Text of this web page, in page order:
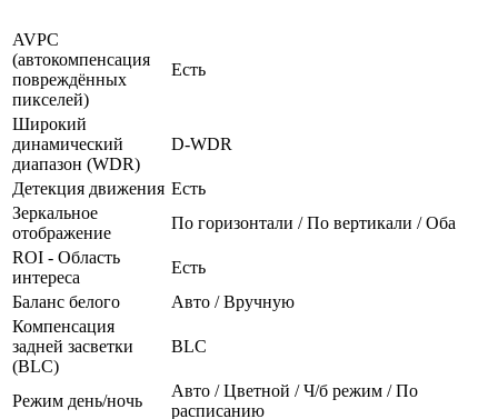
AVPC
(автокомпенсация
повреждённых
пикселей)
Есть
Широкий
динамический
диапазон (WDR)
D-WDR
Детекция движения Есть
Зеркальное
отображение
По горизонтали / По вертикали / Оба
ROI - Область
интереса
Есть
Баланс белого
Авто / Вручную
Компенсация
задней засветки
(BLC)
BLC
Режим день/ночь
Авто / Цветной / Ч/б режим / По
расписанию